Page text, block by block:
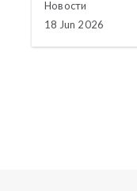
Новости
18 Jun 2026